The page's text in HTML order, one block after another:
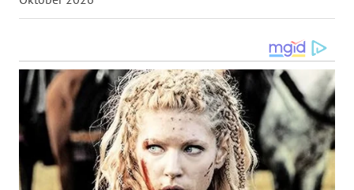
WN
SIMALUNGUN
WN
LABUHANBATU